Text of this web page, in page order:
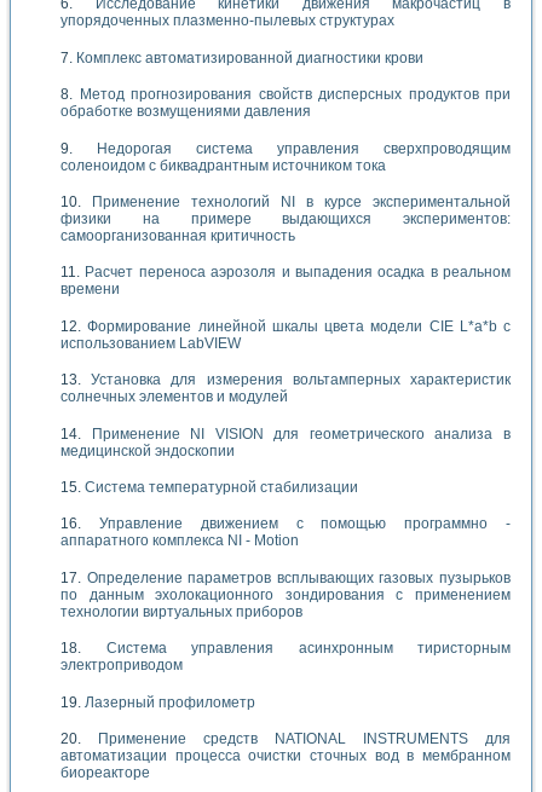
Исследование кинетики движения макрочастиц в
упорядоченных плазменно-пылевых структурах
Комплекс автоматизированной диагностики крови
Метод прогнозирования свойств дисперсных продуктов при
обработке возмущениями давления
Недорогая система управления сверхпроводящим
соленоидом с биквадрантным источником тока
Применение технологий NI в курсе экспериментальной
физики на примере выдающихся экспериментов:
самоорганизованная критичность
Расчет переноса аэрозоля и выпадения осадка в реальном
времени
Формирование линейной шкалы цвета модели CIE L*a*b с
использованием LabVIEW
Установка для измерения вольтамперных характеристик
солнечных элементов и модулей
Применение NI VISION для геометрического анализа в
медицинской эндоскопии
Система температурной стабилизации
Управление движением с помощью программно -
аппаратного комплекса NI - Motion
Определение параметров всплывающих газовых пузырьков
по данным эхолокационного зондирования с применением
технологии виртуальных приборов
Система управления асинхронным тиристорным
электроприводом
Лазерный профилометр
Применение средств NATIONAL INSTRUMENTS для
автоматизации процесса очистки сточных вод в мембранном
биореакторе